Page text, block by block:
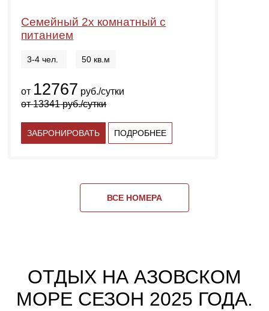
Семейный 2х комнатный с
питанием
3-4 чел. 50 кв.м
от 12767 руб./сутки
от13341руб./сутки
ЗАБРОНИРОВАТЬ ПОДРОБНЕЕ
ВСЕ НОМЕРА
ОТДЫХ НА АЗОВСКОМ
МОРЕ СЕЗОН 2025 ГОДА.